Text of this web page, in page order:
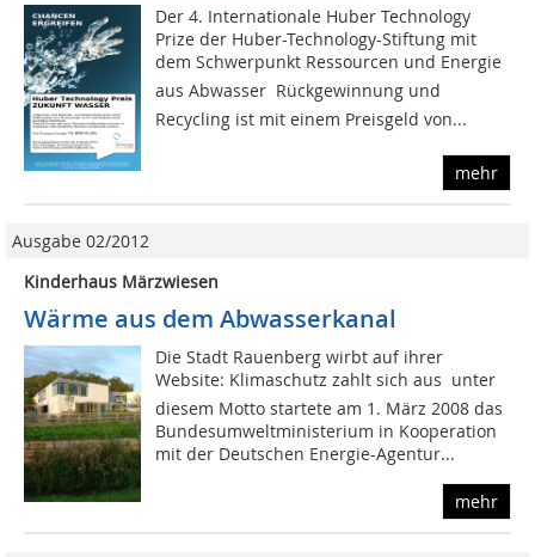
Der 4. Internationale Huber Technology
Prize der Huber-Technology-Stiftung mit
dem Schwerpunkt Ressourcen und Energie
aus Abwasser  Rückgewinnung und
Recycling ist mit einem Preisgeld von...
mehr
Ausgabe 02/2012
Kinderhaus Märzwiesen
Wärme aus dem Abwasserkanal
Die Stadt Rauenberg wirbt auf ihrer
Website: Klimaschutz zahlt sich aus  unter
diesem Motto startete am 1. März 2008 das
Bundesumweltministerium in Kooperation
mit der Deutschen Energie-Agentur...
mehr